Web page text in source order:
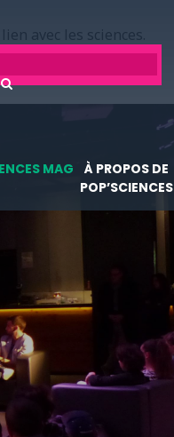
avec les sciences.
MAG
À PROPOS DE
POP’SCIENCES